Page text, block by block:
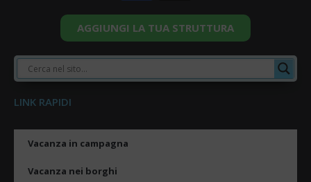
AGGIUNGI LA TUA STRUTTURA
LINK RAPIDI
Vacanza in campagna
Vacanza nei borghi